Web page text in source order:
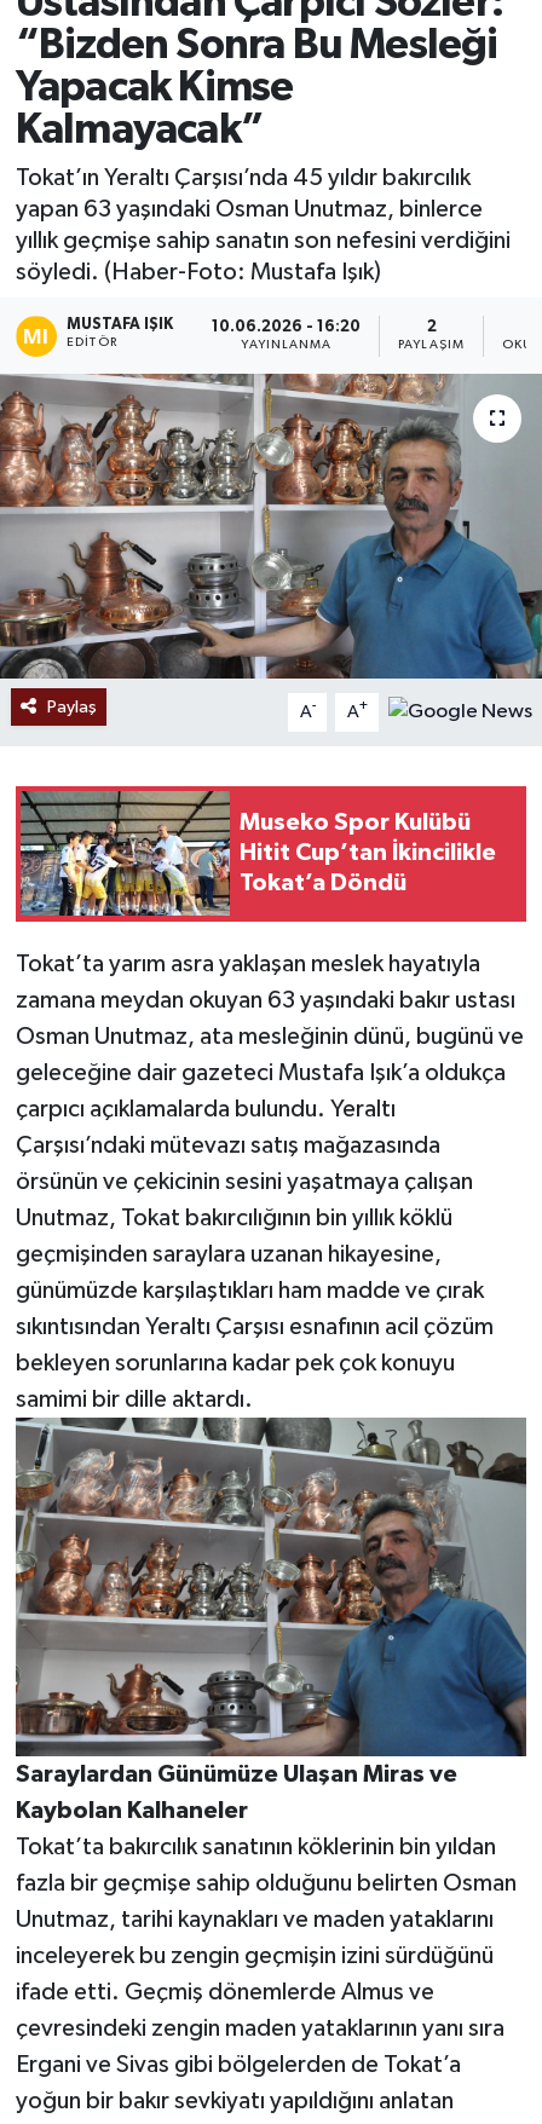
“Bizden Sonra Bu Mesleği
Yapacak Kimse
Kalmayacak”
Tokat’ın Yeraltı Çarşısı’nda 45 yıldır bakırcılık
yapan 63 yaşındaki Osman Unutmaz, binlerce
yıllık geçmişe sahip sanatın son nefesini verdiğini
söyledi. (Haber-Foto: Mustafa Işık)
MUSTAFA IŞIK
EDITÖR
10.06.2026 - 16:20
YAYINLANMA
2
PAYLAŞIM
Paylaş A- A+
Museko Spor Kulübü
Hitit Cup’tan İkincilikle
Tokat’a Döndü
Tokat’ta yarım asra yaklaşan meslek hayatıyla
zamana meydan okuyan 63 yaşındaki bakır ustası
Osman Unutmaz, ata mesleğinin dünü, bugünü ve
geleceğine dair gazeteci Mustafa Işık’a oldukça
çarpıcı açıklamalarda bulundu. Yeraltı
Çarşısı’ndaki mütevazı satış mağazasında
örsünün ve çekicinin sesini yaşatmaya çalışan
Unutmaz, Tokat bakırcılığının bin yıllık köklü
geçmişinden saraylara uzanan hikayesine,
günümüzde karşılaştıkları ham madde ve çırak
sıkıntısından Yeraltı Çarşısı esnafının acil çözüm
bekleyen sorunlarına kadar pek çok konuyu
samimi bir dille aktardı.
Saraylardan Günümüze Ulaşan Miras ve
Kaybolan Kalhaneler
Tokat’ta bakırcılık sanatının köklerinin bin yıldan
fazla bir geçmişe sahip olduğunu belirten Osman
Unutmaz, tarihi kaynakları ve maden yataklarını
inceleyerek bu zengin geçmişin izini sürdüğünü
ifade etti. Geçmiş dönemlerde Almus ve
çevresindeki zengin maden yataklarının yanı sıra
Ergani ve Sivas gibi bölgelerden de Tokat’a
yoğun bir bakır sevkiyatı yapıldığını anlatan
Ekonomi
Sağlık
Tokat Haber